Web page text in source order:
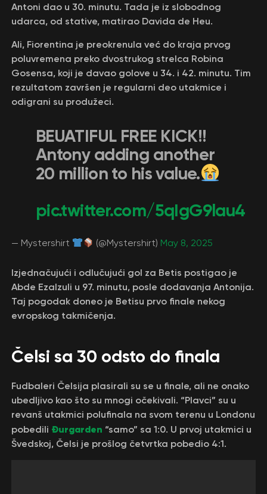
Antoni dao u 30. minutu. Tada je iz slobodnog
udarca, od stative, matirao Davida de Heu.
Ali, Fiorentina je preokrenula već do kraja prvog
poluvremena preko dvostrukog strelca Robina
Gosensa, koji je davao golove u 34. i 42. minutu. Tim
rezultatom završen je regularni deo utakmice i
odigrani su produžeci.
BEUATIFUL FREE KICK!!
Antony adding another
20 million to his value.
pic.twitter.com/5qIgG9lau4
— Mystershirt (@Mystershirt) May 8, 2025
Izjednačujući i odlučujući gol za Betis postigao je
Abde Ezalzuli u 97. minutu, posle dodavanja Antonija.
Taj pogodak doneo je Betisu prvo finale nekog
evropskog takmičenja.
Čelsi sa 30 odsto do finala
Fudbaleri Čelsija plasirali su se u finale, ali ne onako
ubedljivo kao što su mnogi očekivali. “Plavci” su u
revanš utakmici polufinala na svom terenu u Londonu
pobedili Đurgarden “samo” sa 1:0. U prvoj utakmici u
Švedskoj, Čelsi je prošlog četvrtka pobedio 4:1.